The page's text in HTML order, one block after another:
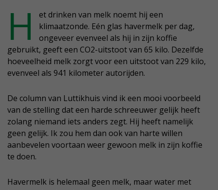
H
et drinken van melk noemt hij een
klimaatzonde. Eén glas havermelk per dag,
ongeveer evenveel als hij in zijn koffie
gebruikt, geeft een CO2-uitstoot van 65 kilo. Dezelfde
hoeveelheid melk zorgt voor een uitstoot van 229 kilo,
evenveel als 941 kilometer autorijden.
De column van Luttikhuis vind ik een mooi voorbeeld
van de stelling dat een harde schreeuwer gelijk heeft
zolang niemand iets anders zegt. Hij heeft namelijk
geen gelijk. Ik zou hem dan ook van harte willen
aanbevelen voortaan weer gewoon melk in zijn koffie
te doen.
Havermelk is helemaal geen melk, maar water met